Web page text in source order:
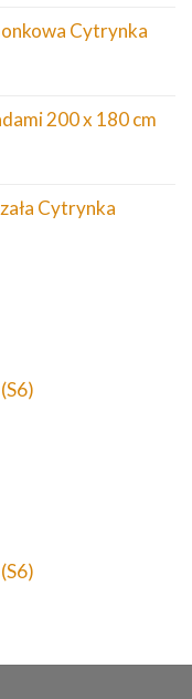
Cytrynka
200 x 180 cm
Cytrynka